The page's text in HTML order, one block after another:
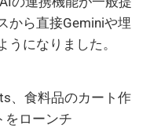
から直接Geminiや埋
になりました。
、食料品のカート作
をローンチ